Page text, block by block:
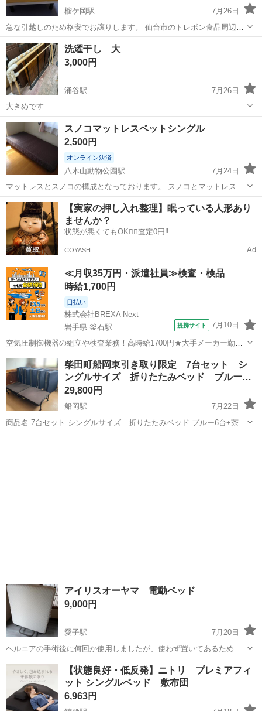
榴ケ岡駅
7月26日
急な引越しのため格安でお譲りします。 仙台市のトレボン食品周辺の
マンションに、取りに来ていただける方のみお取引をお願いいたしま
す。当方引越し予定日の8/27午前中に受け取れる方を優先させて頂き
ます。 マットレスカバーは無印...
宮城 仙台市 榴ケ岡駅
洗濯干し 大
3,000円
涌谷駅
7月26日
大きめです
宮城 遠田郡 ベッド
スノコマットレスベットシングル
2,500円
オンライン決済
八木山動物公園駅
7月24日
マットレスとスノコの構成となっております。 スノコとマットレスは
マジックテープで止まるようになっております。 マットレスサイズ
厚さ190mm幅970mm長さ1950mm スノコサイズ 高さ20.5mm幅
80mm長さ180m...
宮城 仙台市 八木山動物公園駅 ベッド スノコ
【実家の押し入れ整理】眠っている人形あり
ませんか？
状態が悪くてもOK🙆‍♀️査定0円‼️
COYASH Ad
≪月収35万円・派遣社員≫検査・検品
時給1,700円
日払い
株式会社BREXA Next
岩手県 釜石駅
提携サイト 7月10日
空気圧制御機器の組立や検査業務！高時給1700円★大手メーカー勤
務！嬉しい寮費無料！ワンルーム寮完備★マイカー通勤OK＆工場敷地
内に無料駐車場あり★！《岩手県釜石市》 人気の工場のお仕事 ◇空気
圧制御機器（シリンダ、バルブ...
岩手 釜石市 釜石駅 その他
柴田町船岡東引き取り限定 7台セット シ
ングルサイズ 折りたたみベッド ブルー…
29,800円
船岡駅
7月22日
商品名 7台セット シングルサイズ 折りたたみベッド ブルー6台+茶1
アイリスオーヤマ 電動ベッド
9,000円
愛子駅
7月20日
ヘルニアの手術後に何回か使用しましたが、使わず置いてあるため、
出品します。 カバーを着けてましたが、角が写真の状態です。 手すり
付きなので、寝起きがとても楽です。
宮城 仙台市 愛子駅 ベッド
【状態良好・低反発】ニトリ プレミアフィ
ット シングルベッド 敷布団
6,963円